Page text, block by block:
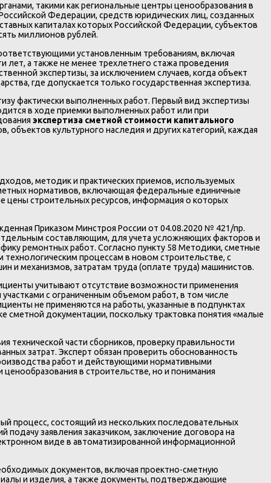
такими как региональные центры ценообразования в
Федерации, средств юридических лиц, созданных
капиталах которых Российской Федерации, субъектов
миллионов рублей.
установленным требованиям, включая
а также не менее трехлетнего стажа проведения
экспертизы, за исключением случаев, когда объект
где допускается только государственная экспертиза.
фактически выполненных работ. Первый вид экспертизы
в ходе приемки выполненных работ или при
экспертиза сметной стоимости капитального
культурного наследия и других категорий, каждая
методик и практических приемов, используемых
нормативов, включающая федеральные единичные
цены строительных ресурсов, информация о которых
Приказом Минстроя России от 04.08.2020 № 421/пр.
составляющим, для учета усложняющих факторов и
ремонтных работ. Согласно пункту 58 Методики, сметные
процессам в новом строительстве, с
и механизмов, затратам труда (оплате труда) машинистов.
учитывают отсутствие возможности применения
с ограниченным объемом работ, в том числе
не применяются на работы, указанные в подпунктах
сметной документации, поскольку трактовка понятия «малые
части сборников, проверку правильности
затрат. Эксперт обязан проверить обоснованность
работ и действующими нормативными
ценообразования в строительстве, но и понимания
процесс, состоящий из нескольких последовательных
заявления заказчиком, заключение договора на
виде в автоматизированной информационной
документов, включая проектно-сметную
и изделия, а также документы, подтверждающие